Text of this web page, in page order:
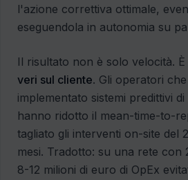
l'azione correttiva ottimale,
eseguendola in autonomia su
Il risultato non è solo velocità. È
veri sul cliente. Gli operatori
implementato sistemi predittivi
hanno ridotto il mean-time-to-
tagliato gli interventi on-site del
mesi. Tradotto: su una rete con
8-12 milioni di euro di OpEx